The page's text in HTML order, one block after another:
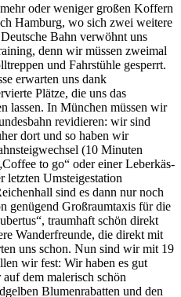
oder weniger großen Koffern
Hamburg, wo sich zwei weitere
Bahn verwöhnt uns
denn wir müssen zweimal
und Fahrstühle gesperrt.
erwarten uns dank
Plätze, die uns das
lassen. In München müssen wir
revidieren: wir sind
dort und so haben wir
(10 Minuten
to go“ oder einer Leberkäs-
letzten Umsteigestation
sind es dann nur noch
genügend Großraumtaxis für die
traumhaft schön direkt
Wanderfreunde, die direkt mit
uns schon. Nun sind wir mit 19
wir fest: Wir haben es gut
dem malerisch schön
Blumenrabatten und den